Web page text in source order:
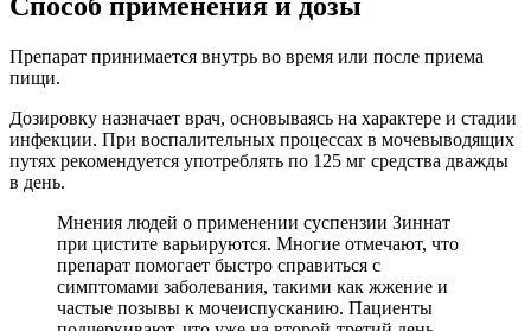
Способ применения и дозы
Препарат принимается внутрь во время или после приема
пищи.
Дозировку назначает врач, основываясь на характере и стадии
инфекции. При воспалительных процессах в мочевыводящих
путях рекомендуется употреблять по 125 мг средства дважды
в день.
Мнения людей о применении суспензии Зиннат
при цистите варьируются. Многие отмечают, что
препарат помогает быстро справиться с
симптомами заболевания, такими как жжение и
частые позывы к мочеиспусканию. Пациенты